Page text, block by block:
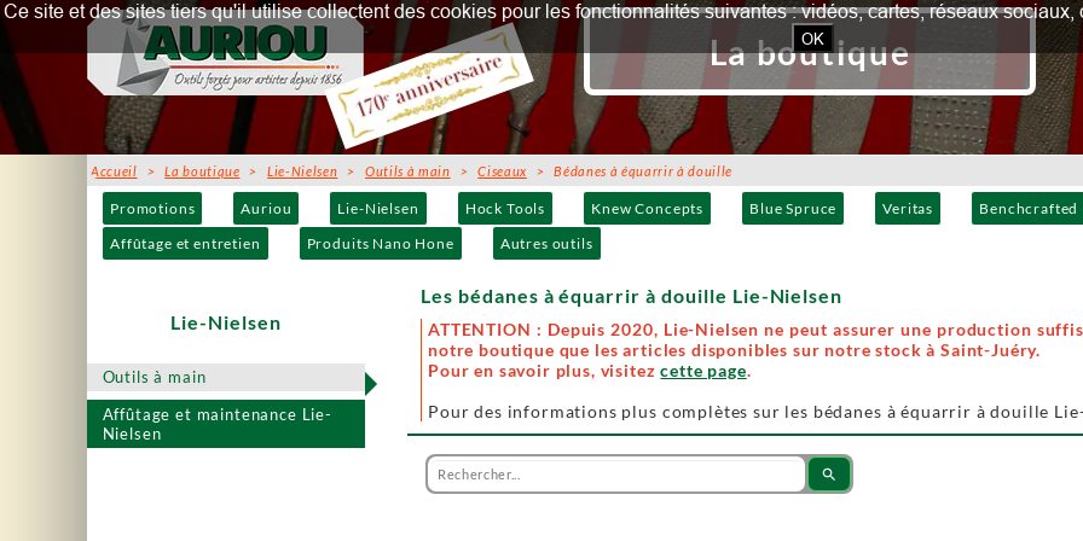
Promotions Auriou Lie-Nielsen Hock Tools Knew Concepts Blue Spruce Veritas Benchcrafted
Affûtage et entretien
Produits Nano Hone Autres outils
Outils à main
Affûtage et maintenance Lie-
Nielsen
La boutique
Accueil >La boutique >Lie-Nielsen >Outils à main >Ciseaux > Bédanes à équarrir à douille
Les bédanes à équarrir à douille Lie-Nielsen
ATTENTION : Depuis 2020, Lie-Nielsen ne peut assurer une production
notre boutique que les articles disponibles sur notre stock à Saint-Juéry.
Pour en savoir plus, visitezcette page.
Pour des informations plus complètes sur les bédanes à équarrir à douille
Lie-Nielsen
search
Ce site et des sites tiers qu'il utilise collectent des cookies pour les fonctionnalités suivantes : vidéos, cartes, réseaux
OK